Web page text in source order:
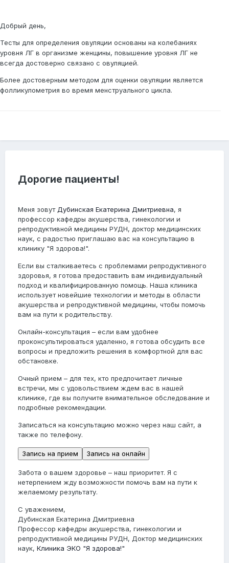
Добрый день,
Тесты для определения овуляции основаны на колебаниях
уровня ЛГ в организме женщины, повышение уровня ЛГ не
всегда достоверно связано с овуляцией.
Более достоверным методом для оценки овуляции является
фолликулометрия во время менструального цикла.
Дорогие пациенты!
Меня зовут Дубинская Екатерина Дмитриевна, я
профессор кафедры акушерства, гинекологии и
репродуктивной медицины РУДН, доктор медицинских
наук, с радостью приглашаю вас на консультацию в
клинику "Я здорова!".
Если вы сталкиваетесь с проблемами репродуктивного
здоровья, я готова предоставить вам индивидуальный
подход и квалифицированную помощь. Наша клиника
использует новейшие технологии и методы в области
акушерства и репродуктивной медицины, чтобы помочь
вам на пути к родительству.
Онлайн-консультация – если вам удобнее
проконсультироваться удаленно, я готова обсудить все
вопросы и предложить решения в комфортной для вас
обстановке.
Очный прием – для тех, кто предпочитает личные
встречи, мы с удовольствием ждем вас в нашей
клинике, где вы получите внимательное обследование и
подробные рекомендации.
Записаться на консультацию можно через наш сайт, а
также по телефону.
Запись на прием Запись на онлайн
Забота о вашем здоровье – наш приоритет. Я с
нетерпением жду возможности помочь вам на пути к
желаемому результату.
С уважением,
Дубинская Екатерина Дмитриевна
Профессор кафедры акушерства, гинекологии и
репродуктивной медицины РУДН, Доктор медицинских
наук, Клиника ЭКО "Я здорова!"